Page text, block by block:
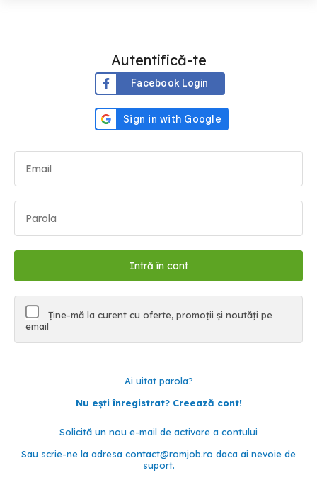
Autentifică-te
Facebook Login
Ține-mă la curent cu oferte, promoții și noutăți pe
email
Ai uitat parola?
Nu ești înregistrat? Creează cont!
Solicită un nou e-mail de activare a contului
Sau scrie-ne la adresa contact@romjob.ro daca ai nevoie de
suport.